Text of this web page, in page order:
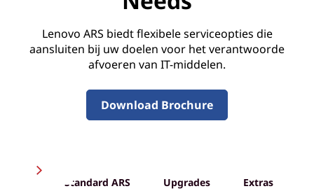
Lenovo ARS biedt flexibele serviceopties die
aansluiten bij uw doelen voor het verantwoorde
afvoeren van IT-middelen.
Download Brochure
Standard ARS Upgrades Extras